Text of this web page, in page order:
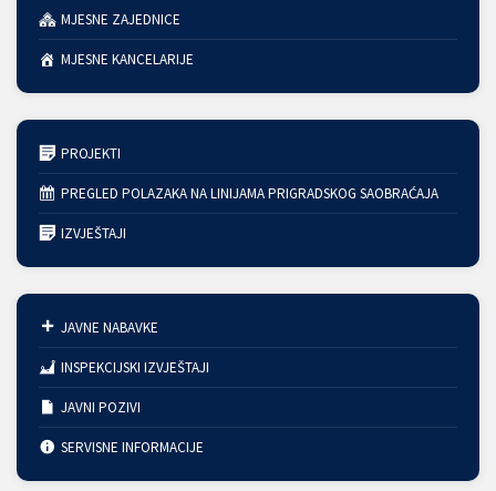
MJESNE ZAJEDNICE
MJESNE KANCELARIJE
PROJEKTI
PREGLED POLAZAKA NA LINIJAMA PRIGRADSKOG SAOBRAĆAJA
IZVJEŠTAJI
JAVNE NABAVKE
INSPEKCIJSKI IZVJEŠTAJI
JAVNI POZIVI
SERVISNE INFORMACIJE